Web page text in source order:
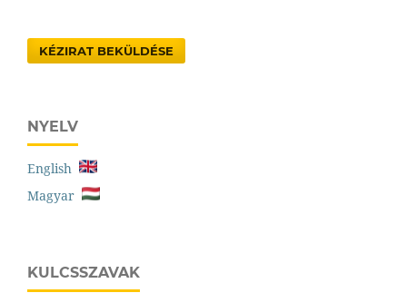
KÉZIRAT BEKÜLDÉSE
NYELV
English
Magyar
KULCSSZAVAK